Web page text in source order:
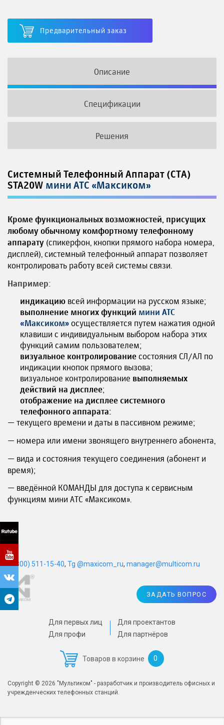
Предварительный заказ
Описание
Спецификации
Решения
Системный Телефонный Аппарат (СТА)
STA20W мини АТС «Максиком»
Кроме функциональных возможностей, присущих
любому обычному комфортному телефонному
аппарату (спикерфон, кнопки прямого набора номера,
дисплей), системный телефонный аппарат позволяет
контролировать работу всей системы связи.
Например:
индикацию всей информации на русском языке;
выполнение многих функций мини АТС
«Максиком» осуществляется путем нажатия одной
клавиши с индивидуальным выбором набора этих
функций самим пользователем;
визуальное контролирование состояния СЛ/АЛ по
индикации кнопок прямого вызова;
визуальное контролирование выполняемых
действий на дисплее;
отображение на дисплее системного
телефонного аппарата:
— текущего времени и даты в пассивном режиме;
— номера или имени звонящего внутреннего абонента,
— вида и состояния текущего соединения (абонент и
время);
— введённой КОМАНДЫ для доступа к сервисным
функциям мини АТС «Максиком».
Для первых лиц
Для профи
Для проектантов
Для партнёров
Товаров в корзине 0
ЗАДАТЬ ВОПРОС
Copyright © 2026 "Мультиком" - разработчик и производитель офисных и
учрежденческих телефонных станций.
8 (800) 511-15-40, Tg @maxicom_ru, manager@multicom.ru